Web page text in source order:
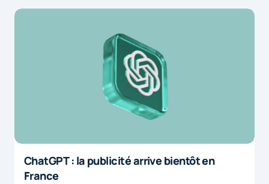
ChatGPT : la publicité arrive bientôt en
France